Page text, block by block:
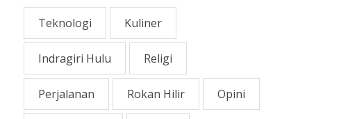
Teknologi Kuliner
Indragiri Hulu Religi
Perjalanan Rokan Hilir Opini